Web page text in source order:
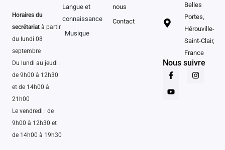
Horaires du
secrétariat à partir
du lundi 08
septembre
Du lundi au jeudi :
de 9h00 à 12h30
et de 14h00 à
21h00
Le vendredi : de
9h00 à 12h30 et
de 14h00 à 19h30
Langue et
connaissance
Musique
nous
Contact
Belles
Portes,
Hérouville-
Saint-Clair,
France
Nous suivre